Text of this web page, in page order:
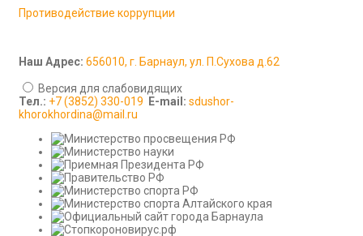
Противодействие коррупции
Наш Адрес: 656010, г. Барнаул, ул. П.Сухова д.62
Версия для слабовидящих
Тел.: +7 (3852) 330-019 E-mail: sdushor-
khorokhordina@mail.ru